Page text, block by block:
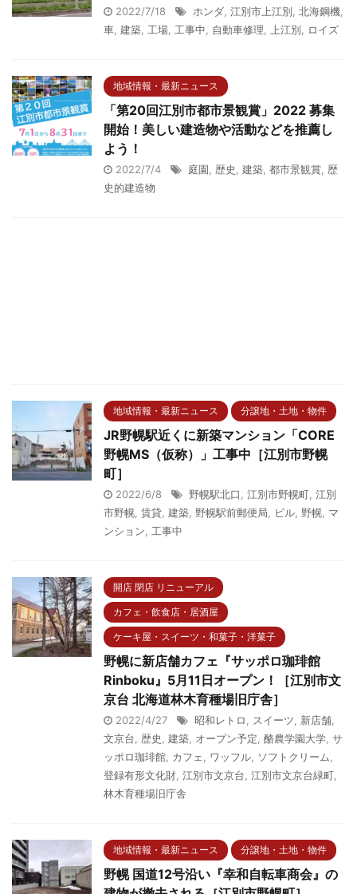
2022/7/18 ホンダ, 江別市上江別, 北海鋼機,
車, 建築, 工場, 工事中, 自動車修理, 上江別, ロイズ
地域情報・最新ニュース
「第20回江別市都市景観賞」2022 募集
開始！美しい建造物や活動などを推薦し
よう！
2022/7/4 庭園, 歴史, 建築, 都市景観賞, 歴
史的建造物
地域情報・最新ニュース 分譲地・土地・物件
JR野幌駅近くに新築マンション「CORE
野幌MS（仮称）」工事中［江別市野幌
町］
2022/6/8 野幌駅北口, 江別市野幌町, 江別
市野幌, 賃貸, 建築, 野幌駅前郵便局, ビル, 野幌, マ
ンション, 工事中
開店 閉店 リニューアル
カフェ・飲食店・居酒屋
ケーキ屋・スイーツ・和菓子・洋菓子
野幌に新店舗カフェ『サッポロ珈琲館
Rinboku』5月11日オープン！［江別市文
京台 北海道林木育種場旧庁舎］
2022/4/27 昭和レトロ, スイーツ, 新店舗,
文京台, 歴史, 建築, オープン予定, 酪農学園大学, サ
ッポロ珈琲館, カフェ, ワッフル, ソフトクリーム,
登録有形文化財, 江別市文京台, 江別市文京台緑町,
林木育種場旧庁舎
地域情報・最新ニュース 分譲地・土地・物件
野幌 国道12号沿い『幸和自転車商会』の